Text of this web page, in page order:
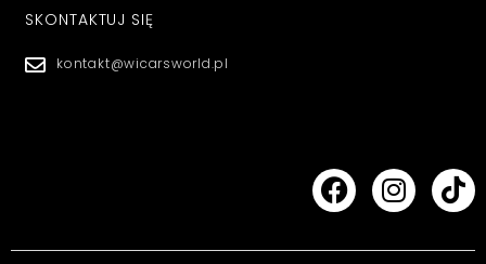
SKONTAKTUJ SIĘ
kontakt@wicarsworld.pl